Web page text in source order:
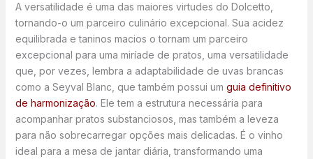
A versatilidade é uma das maiores virtudes do Dolcetto,
tornando-o um parceiro culinário excepcional. Sua acidez
equilibrada e taninos macios o tornam um parceiro
excepcional para uma miríade de pratos, uma versatilidade
que, por vezes, lembra a adaptabilidade de uvas brancas
como a Seyval Blanc, que também possui um guia definitivo
de harmonização. Ele tem a estrutura necessária para
acompanhar pratos substanciosos, mas também a leveza
para não sobrecarregar opções mais delicadas. É o vinho
ideal para a mesa de jantar diária, transformando uma